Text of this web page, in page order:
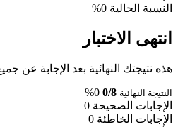
النسبة الحالية 0%
انتهى الاختبار
هذه نتيجتك النهائية بعد الإجابة عن
النتيجة النهائية 0/8
0%
الإجابات الصحيحة 0
الإجابات الخاطئة 0